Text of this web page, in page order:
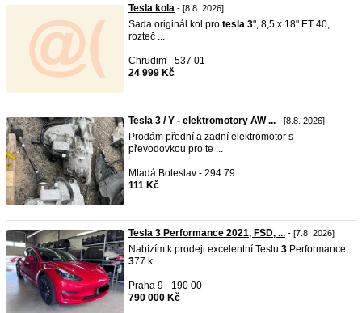
Tesla kola - [8.8. 2026]
Sada originál kol pro tesla 3", 8,5 x 18" ET 40,
rozteč ...
Chrudim - 537 01
24 999 Kč
Tesla 3 / Y - elektromotory AW ... - [8.8. 2026]
Prodám přední a zadní elektromotor s
převodovkou pro te ...
Mladá Boleslav - 294 79
111 Kč
Tesla 3 Performance 2021, FSD, ... - [7.8. 2026]
Nabízím k prodeji excelentní Teslu 3 Performance,
377 k ...
Praha 9 - 190 00
790 000 Kč